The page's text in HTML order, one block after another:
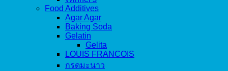
Food Additives
Agar Agar
Baking Soda
Gelatin
Gelita
LOUIS FRANCOIS
กรดมะนาว